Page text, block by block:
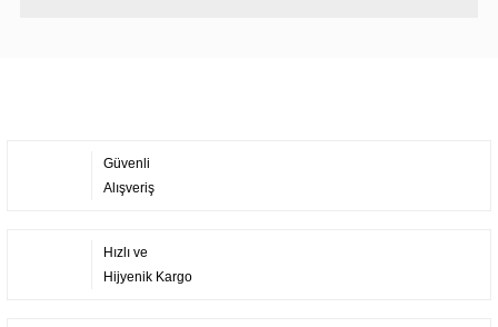
Güvenli
Alışveriş
Hızlı ve
Hijyenik Kargo